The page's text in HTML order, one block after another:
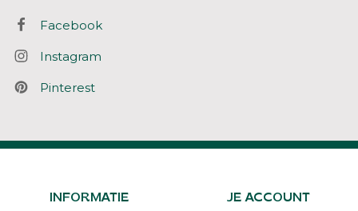
Facebook
Instagram
Pinterest
INFORMATIE JE ACCOUNT